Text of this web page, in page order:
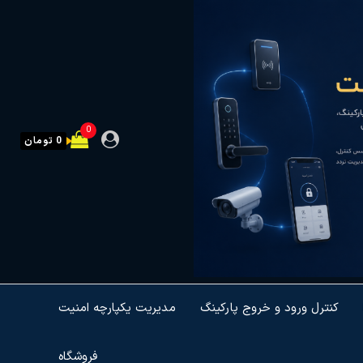
0
0 تومان
مدیریت یکپارچه امنیت کنترل ورود و خروج پارکینگ
فروشگاه